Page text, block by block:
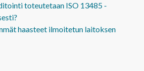
toteutetaan ISO 13485 -
haasteet ilmoitetun laitoksen